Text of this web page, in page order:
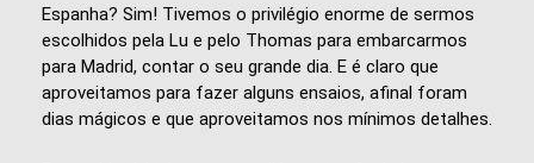
Espanha? Sim! Tivemos o privilégio enorme de sermos
escolhidos pela Lu e pelo Thomas para embarcarmos
para Madrid, contar o seu grande dia. E é claro que
aproveitamos para fazer alguns ensaios, afinal foram
dias mágicos e que aproveitamos nos mínimos detalhes.